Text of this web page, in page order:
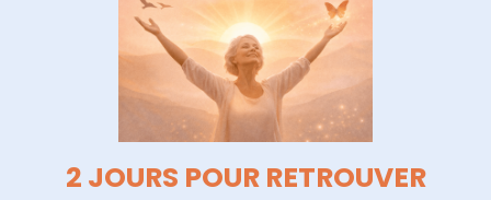
2 JOURS POUR RETROUVER